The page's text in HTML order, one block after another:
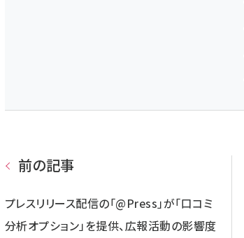
前の記事
プレスリリース配信の「@Press」が「口コミ
分析オプション」を提供、広報活動の影響度